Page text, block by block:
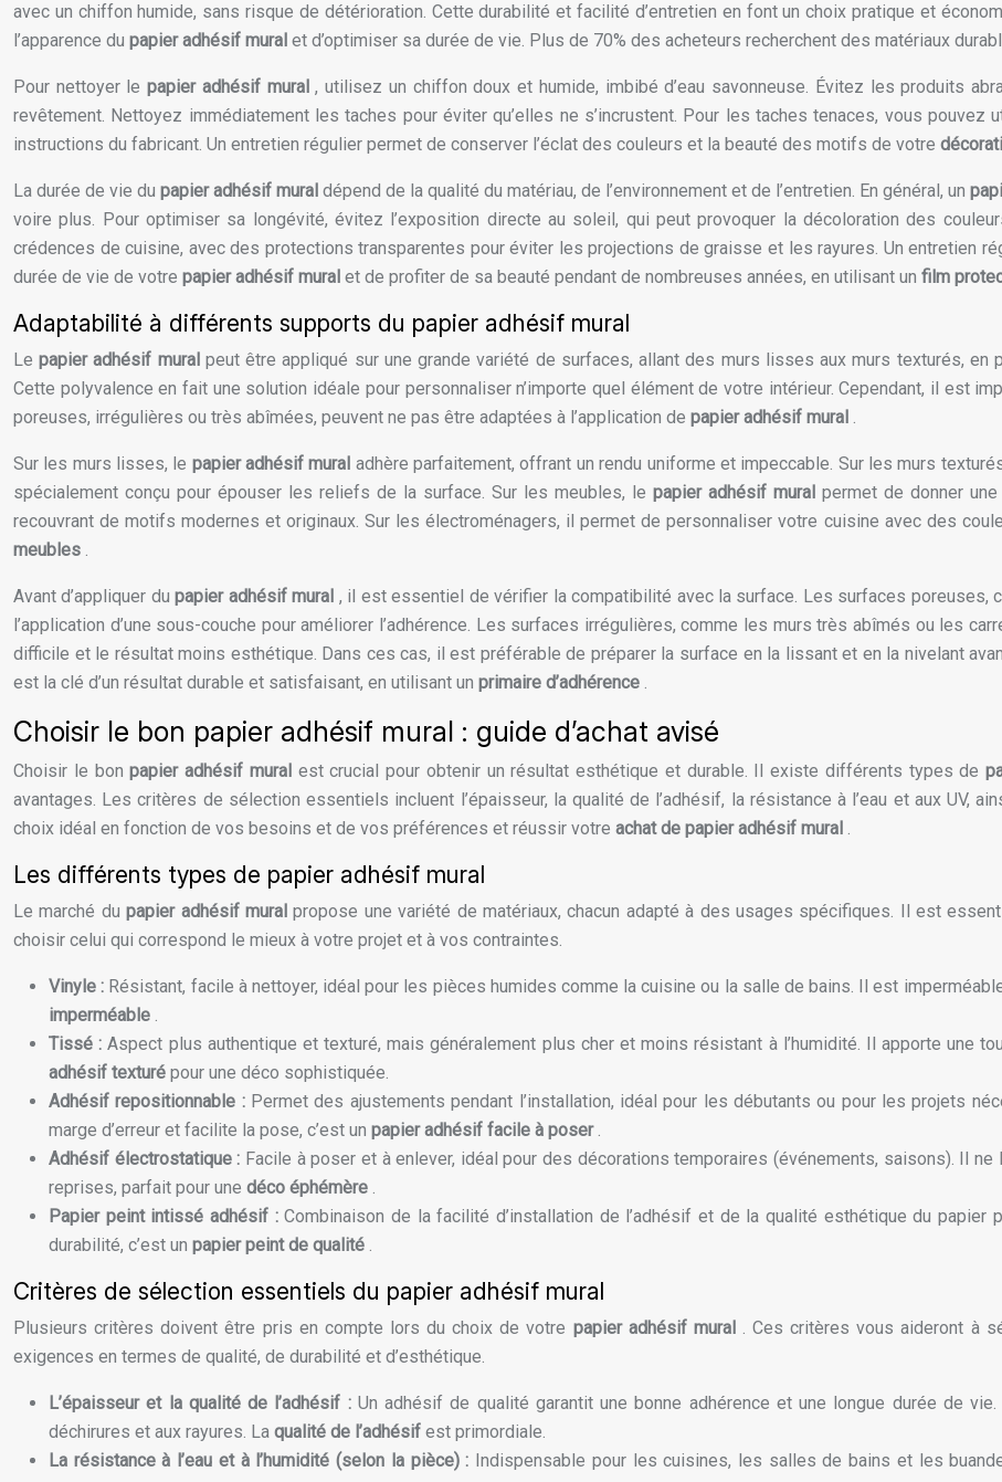
avec un chiffon humide, sans risque de détérioration. Cette durabilité et facilité d’entretien en font un choix pratique et
l’apparence du papier adhésif mural et d’optimiser sa durée de vie. Plus de 70% des acheteurs recherchent des matériaux
Pour nettoyer lepapier adhésif mural, utilisez un chiffon doux et humide, imbibé d’eau savonneuse. Évitez les produits
revêtement. Nettoyez immédiatement les taches pour éviter qu’elles ne s’incrustent. Pour les taches tenaces, vous
instructions du fabricant. Un entretien régulier permet de conserver l’éclat des couleurs et la beauté des motifs de votre
La durée de vie du papier adhésif mural dépend de la qualité du matériau, de l’environnement et de l’entretien. En général, un
voire plus. Pour optimiser sa longévité, évitez l’exposition directe au soleil, qui peut provoquer la décoloration des
crédences de cuisine, avec des protections transparentes pour éviter les projections de graisse et les rayures. Un entretien
durée de vie de votre papier adhésif mural et de profiter de sa beauté pendant de nombreuses années, en utilisant un film
Adaptabilité à différents supports du papier adhésif mural
Lepapier adhésif mural peut être appliqué sur une grande variété de surfaces, allant des murs lisses aux murs texturés,
Cette polyvalence en fait une solution idéale pour personnaliser n’importe quel élément de votre intérieur. Cependant, il est
poreuses, irrégulières ou très abîmées, peuvent ne pas être adaptées à l’application de papier adhésif mural .
Sur les murs lisses, le papier adhésif mural adhère parfaitement, offrant un rendu uniforme et impeccable. Sur les murs
spécialement conçu pour épouser les reliefs de la surface. Sur les meubles, le papier adhésif mural permet de donner
recouvrant de motifs modernes et originaux. Sur les électroménagers, il permet de personnaliser votre cuisine avec des
meubles .
Avant d’appliquer dupapier adhésif mural , il est essentiel de vérifier la compatibilité avec la surface. Les surfaces poreuses,
l’application d’une sous-couche pour améliorer l’adhérence. Les surfaces irrégulières, comme les murs très abîmés ou les
difficile et le résultat moins esthétique. Dans ces cas, il est préférable de préparer la surface en la lissant et en la nivelant
est la clé d’un résultat durable et satisfaisant, en utilisant un primaire d’adhérence .
Choisir le bon papier adhésif mural : guide d’achat avisé
Choisir le bonpapier adhésif mural est crucial pour obtenir un résultat esthétique et durable. Il existe différents types de
avantages. Les critères de sélection essentiels incluent l’épaisseur, la qualité de l’adhésif, la résistance à l’eau et aux UV,
choix idéal en fonction de vos besoins et de vos préférences et réussir votre achat de papier adhésif mural .
Les différents types de papier adhésif mural
Le marché dupapier adhésif muralpropose une variété de matériaux, chacun adapté à des usages spécifiques. Il est
choisir celui qui correspond le mieux à votre projet et à vos contraintes.
Vinyle : Résistant, facile à nettoyer, idéal pour les pièces humides comme la cuisine ou la salle de bains. Il est
imperméable .
Tissé :Aspect plus authentique et texturé, mais généralement plus cher et moins résistant à l’humidité. Il apporte une
adhésif texturé pour une déco sophistiquée.
Adhésif repositionnable : Permet des ajustements pendant l’installation, idéal pour les débutants ou pour les projets
marge d’erreur et facilite la pose, c’est un papier adhésif facile à poser.
Adhésif électrostatique : Facile à poser et à enlever, idéal pour des décorations temporaires (événements, saisons). Il
reprises, parfait pour une déco éphémère .
Papier peint intissé adhésif :Combinaison de la facilité d’installation de l’adhésif et de la qualité esthétique du
durabilité, c’est un papier peint de qualité .
Critères de sélection essentiels du papier adhésif mural
Plusieurs critères doivent être pris en compte lors du choix de votre papier adhésif mural . Ces critères vous aideront à
exigences en termes de qualité, de durabilité et d’esthétique.
L’épaisseur et la qualité de l’adhésif : Un adhésif de qualité garantit une bonne adhérence et une longue durée de
déchirures et aux rayures. La qualité de l’adhésif est primordiale.
La résistance à l’eau et à l’humidité (selon la pièce) : Indispensable pour les cuisines, les salles de bains et les